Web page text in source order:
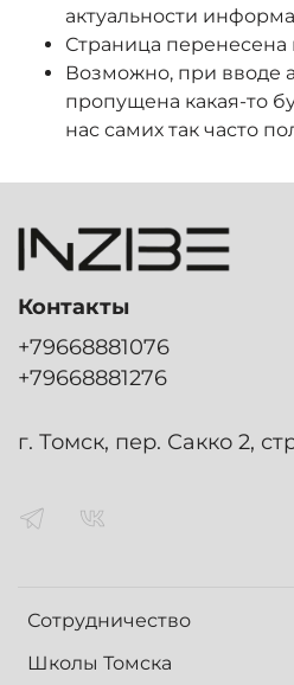
актуальности
Страница перенесена
Возможно, при вводе
пропущена какая-то
нас самих так часто
Сотрудничество
Школы Томска
Контакты
+79668881076
+79668881276
г. Томск, пер. Сакко 2,